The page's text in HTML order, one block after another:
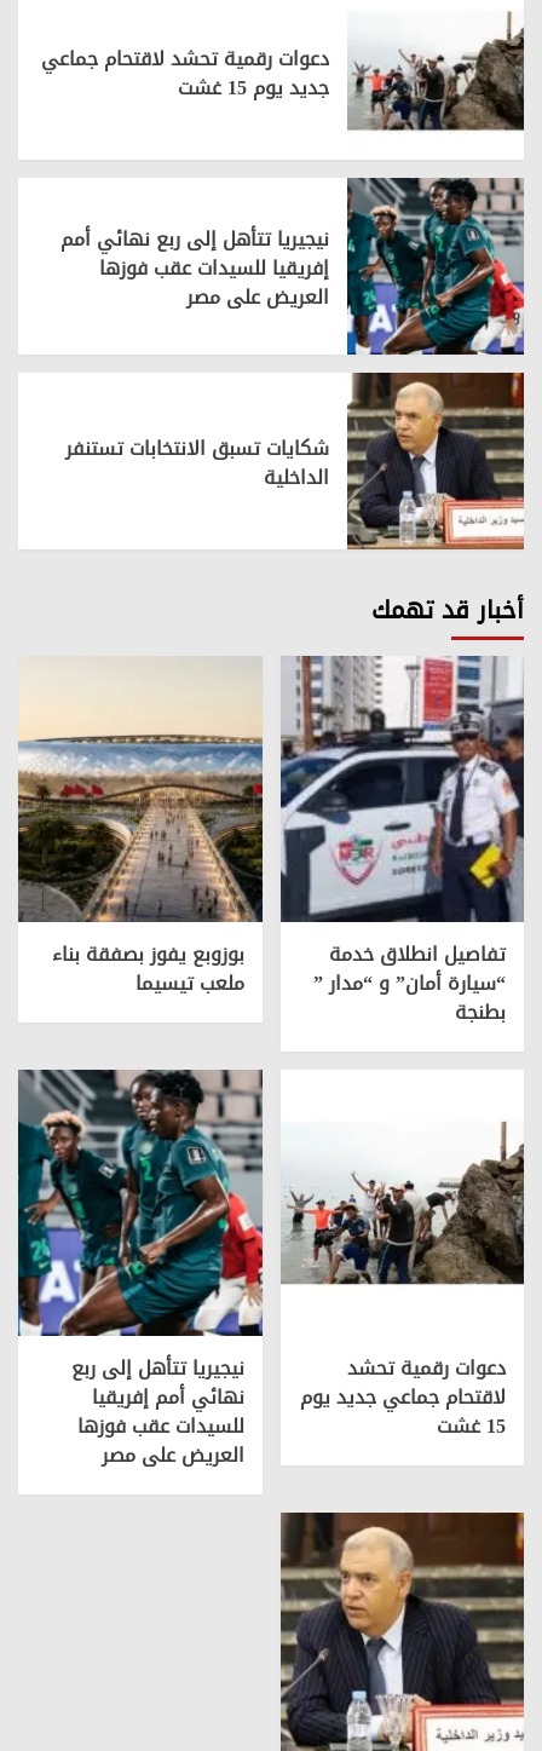
دعوات رقمية تحشد لاقتحام جماعي
جديد يوم 15 غشت
نيجيريا تتأهل إلى ربع نهائي أمم
إفريقيا للسيدات عقب فوزها
العريض على مصر
شكايات تسبق الانتخابات تستنفر
الداخلية
أخبار قد تهمك
تفاصيل انطلاق خدمة
“سيارة أمان” و “مدار ”
بطنجة
بوزوبع يفوز بصفقة بناء
ملعب تيسيما
دعوات رقمية تحشد
لاقتحام جماعي جديد يوم
15 غشت
نيجيريا تتأهل إلى ربع
نهائي أمم إفريقيا
للسيدات عقب فوزها
العريض على مصر